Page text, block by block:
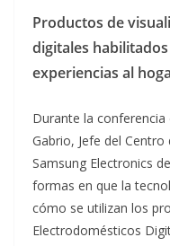
Productos de
digitales
experiencias al
Durante la conferencia
Gabrio, Jefe del
Samsung Electronics
formas en que la
cómo se utilizan los
Electrodomésticos